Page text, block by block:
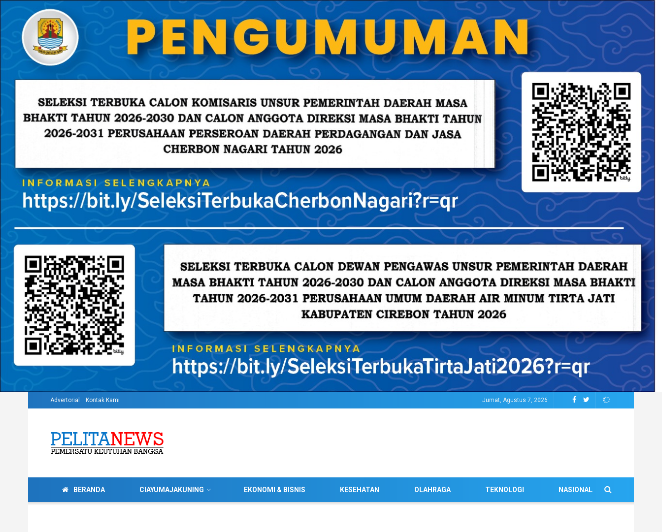
Advertorial Kontak Kami Jumat, Agustus 7, 2026
BERANDA CIAYUMAJAKUNING EKONOMI & BISNIS KESEHATAN OLAHRAGA TEKNOLOGI NASIONAL